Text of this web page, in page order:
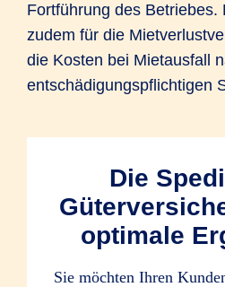
Fortführung des Betriebes.
zudem für die
die Kosten bei Mietausfall
entschädigungspflichtigen
Die
optimale
Sie möchten Ihren